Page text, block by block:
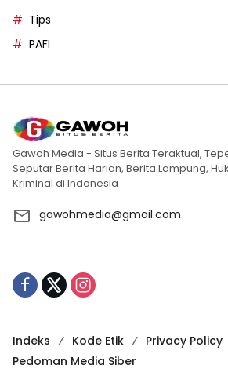
Tips
PAFI
Gawoh Media - Situs Berita Teraktual,
Seputar Berita Harian, Berita Lampung,
Kriminal di Indonesia
gawohmedia@gmail.com
Indeks Kode Etik Privacy Policy
Pedoman Media Siber